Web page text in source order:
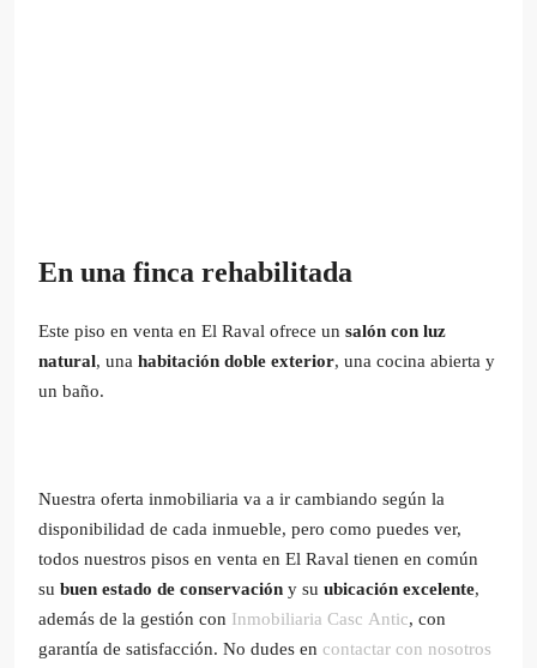
En una finca rehabilitada
Este piso en venta en El Raval ofrece un salón con luz
natural, una habitación doble exterior, una cocina abierta y
un baño.
Nuestra oferta inmobiliaria va a ir cambiando según la
disponibilidad de cada inmueble, pero como puedes ver,
todos nuestros pisos en venta en El Raval tienen en común
su buen estado de conservación y su ubicación excelente,
además de la gestión con Inmobiliaria Casc Antic, con
garantía de satisfacción. No dudes en contactar con nosotros